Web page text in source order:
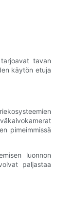
tavan
käytön etuja
pimeimmissä
luonnon
paljastaa